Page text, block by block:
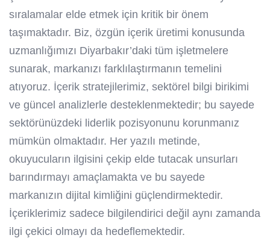
sıralamalar elde etmek için kritik bir önem
taşımaktadır. Biz, özgün içerik üretimi konusunda
uzmanlığımızı Diyarbakır’daki tüm işletmelere
sunarak, markanızı farklılaştırmanın temelini
atıyoruz. İçerik stratejilerimiz, sektörel bilgi birikimi
ve güncel analizlerle desteklenmektedir; bu sayede
sektörünüzdeki liderlik pozisyonunu korunmanız
mümkün olmaktadır. Her yazılı metinde,
okuyucuların ilgisini çekip elde tutacak unsurları
barındırmayı amaçlamakta ve bu sayede
markanızın dijital kimliğini güçlendirmektedir.
İçeriklerimiz sadece bilgilendirici değil aynı zamanda
ilgi çekici olmayı da hedeflemektedir.